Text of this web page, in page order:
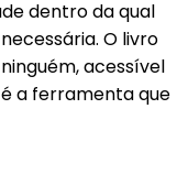
dentro da qual
O livro
acessível
a ferramenta que